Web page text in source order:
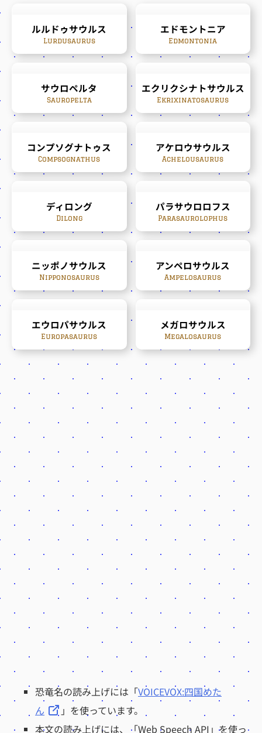
ルルドゥサウルス
Lurdusaurus
エドモントニア
Edmontonia
サウロペルタ
Sauropelta
エクリクシナトサウルス
Ekrixinatosaurus
コンプソグナトゥス
Compsognathus
アケロウサウルス
Achelousaurus
ディロング
Dilong
パラサウロロフス
Parasaurolophus
ニッポノサウルス
Nipponosaurus
アンペロサウルス
Ampelosaurus
エウロパサウルス
Europasaurus
メガロサウルス
Megalosaurus
恐竜名の読み上げには「VOICEVOX:四国めた
ん
」を使っています。
本文の読み上げには、「Web Speech API」を使っ